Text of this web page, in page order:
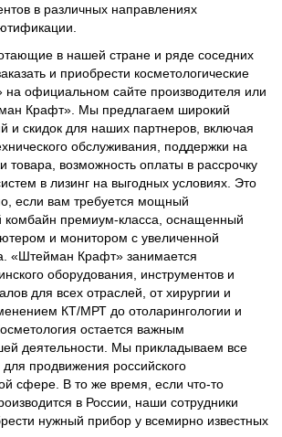
в различных направлениях
в нашей стране и ряде соседних
и приобрести косметологические
официальном сайте производителя или
Крафт». Мы предлагаем широкий
и скидок для наших партнеров, включая
обслуживания, поддержки на
товара, возможность оплаты в рассрочку
в лизинг на выгодных условиях. Это
если вам требуется мощный
комбайн премиум-класса, оснащенный
и монитором с увеличенной
«Штейман Крафт» занимается
оборудования, инструментов и
для всех отраслей, от хирургии и
КТ/МРТ до отоларингологии и
остается важным
деятельности. Мы прикладываем все
продвижения российского
сфере. В то же время, если что-то
в России, наши сотрудники
нужный прибор у всемирно известных